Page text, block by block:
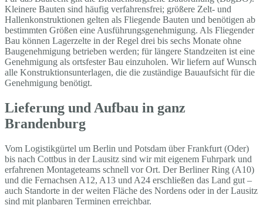
Kleinere Bauten sind häufig verfahrensfrei; größere Zelt- und
Hallenkonstruktionen gelten als Fliegende Bauten und benötigen ab
bestimmten Größen eine Ausführungsgenehmigung. Als Fliegender
Bau können Lagerzelte in der Regel drei bis sechs Monate ohne
Baugenehmigung betrieben werden; für längere Standzeiten ist eine
Genehmigung als ortsfester Bau einzuholen. Wir liefern auf Wunsch
alle Konstruktionsunterlagen, die die zuständige Bauaufsicht für die
Genehmigung benötigt.
Lieferung und Aufbau in ganz
Brandenburg
Vom Logistikgürtel um Berlin und Potsdam über Frankfurt (Oder)
bis nach Cottbus in der Lausitz sind wir mit eigenem Fuhrpark und
erfahrenen Montageteams schnell vor Ort. Der Berliner Ring (A10)
und die Fernachsen A12, A13 und A24 erschließen das Land gut –
auch Standorte in der weiten Fläche des Nordens oder in der Lausitz
sind mit planbaren Terminen erreichbar.